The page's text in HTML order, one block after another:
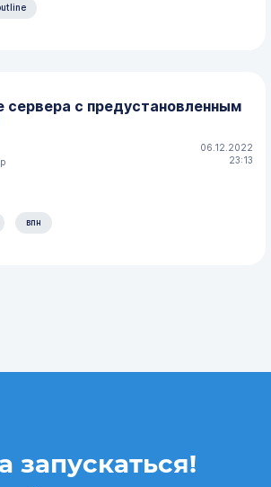
сервера с предустановленным
06.12.2022
23:13
впн
запускаться!